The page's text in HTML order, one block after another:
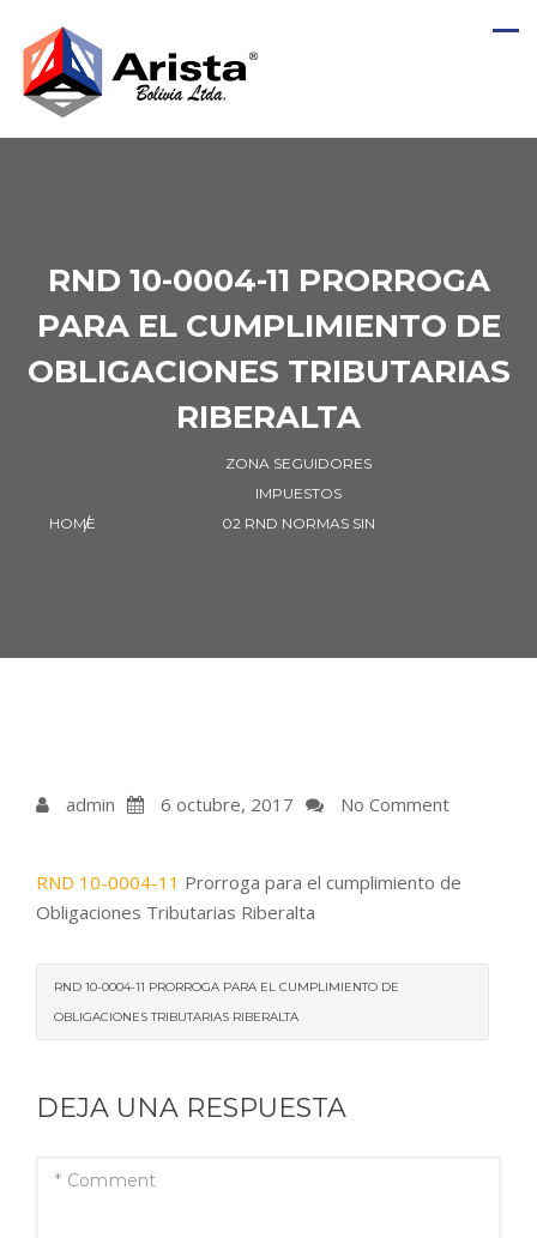
RND 10-0004-11 PRORROGA
PARA EL CUMPLIMIENTO DE
OBLIGACIONES TRIBUTARIAS
RIBERALTA
HOME
ZONA SEGUIDORES
IMPUESTOS
02 RND NORMAS SIN
admin 6 octubre, 2017 No Comment
RND 10-0004-11 Prorroga para el cumplimiento de
Obligaciones Tributarias Riberalta
RND 10-0004-11 PRORROGA PARA EL CUMPLIMIENTO DE
OBLIGACIONES TRIBUTARIAS RIBERALTA
DEJA UNA RESPUESTA